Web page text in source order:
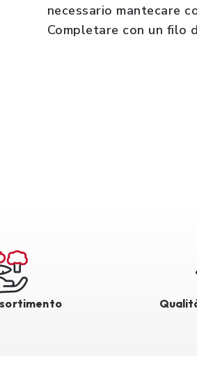
necessario mantecare
Completare con un filo